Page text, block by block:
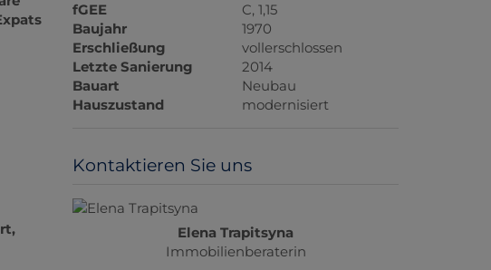
fGEE
C, 1,15
Baujahr
1970
Erschließung
vollerschlossen
Letzte Sanierung
2014
Bauart
Neubau
Hauszustand
modernisiert
Kontaktieren Sie uns
Elena Trapitsyna
Immobilienberaterin